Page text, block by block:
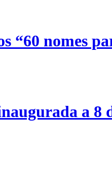
“60 nomes
a 8